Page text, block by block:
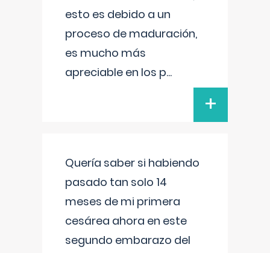
esto es debido a un
proceso de maduración,
es mucho más
apreciable en los p...
+
Quería saber si habiendo
pasado tan solo 14
meses de mi primera
cesárea ahora en este
segundo embarazo del